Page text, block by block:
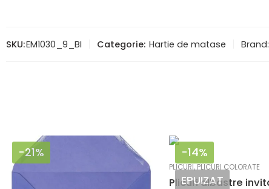
SKU:EM1030_9_BI Categorie: Hartie de matase Brand:
-21%
-14%
EPUIZAT
PLICURI, PLICURI COLORATE